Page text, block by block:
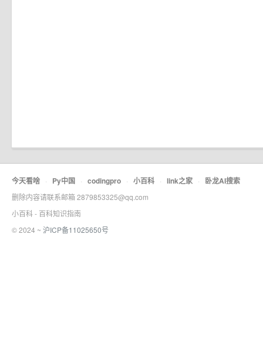
今天看啥 · Py中国 · codingpro · 小百科 · link之家 · 卧龙AI搜索
删除内容请联系邮箱 2879853325@qq.com
小百科 - 百科知识指南
© 2024 ~ 沪ICP备11025650号